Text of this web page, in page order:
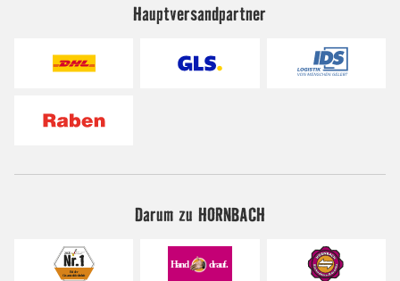
Hauptversandpartner
Darum zu HORNBACH